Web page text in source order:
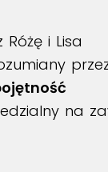
i Lisa
na